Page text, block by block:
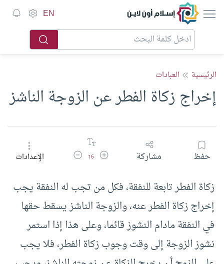
إسلام أون لاين EN
الرئيسية العبادات
إخراج زكاة الفطر عن الزوجة الناشز
حفظ مشاركة زيادة حجم الخط
16 تقليل حجم الخطالإعدادات
زكاة الفطر تابعة للنفقة، فكل من تجب له النفقة يجب
إخراج زكاة الفطر عنه، والزوجة الناشز يسقط حقها
في النفقة مادام النشوز قائما، وعلى هذا إذا استمر
نشوز الزوجة إلى وقت وجوب زكاة الفطر، فلا يجب